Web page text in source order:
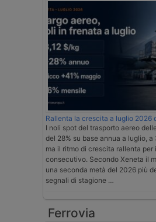
Rallenta la crescita a luglio 2026
I noli spot del trasporto aereo
del 28% su base annua a luglio, a
ma il ritmo di crescita rallenta per
consecutivo. Secondo Xeneta il
una seconda metà del 2026 più
segnali di stagione …
Ferrovia